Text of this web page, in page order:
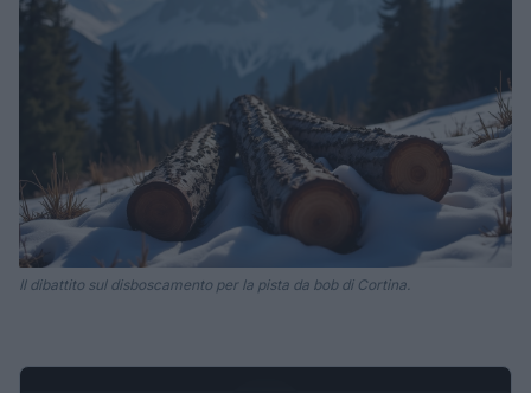
Il dibattito sul disboscamento per la pista da bob di Cortina.